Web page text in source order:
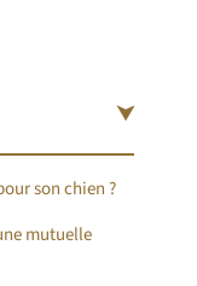
son chien ?
mutuelle